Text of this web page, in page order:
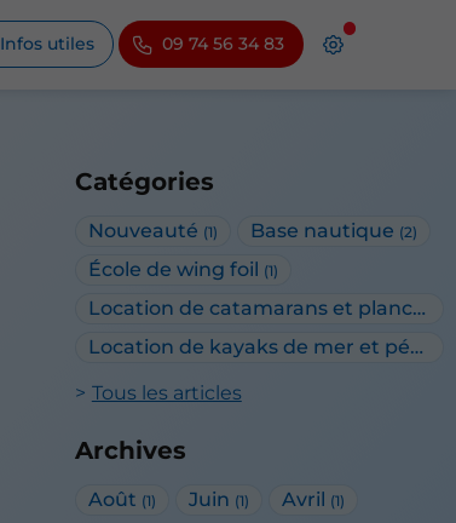
Infos utiles 09 74 56 34 83
Catégories
Nouveauté (1) Base nautique (2)
École de wing foil (1)
Location de catamarans et planches à voile
Location de kayaks de mer et pédalos
Tous les articles
Archives
Août (1) Juin (1) Avril (1)